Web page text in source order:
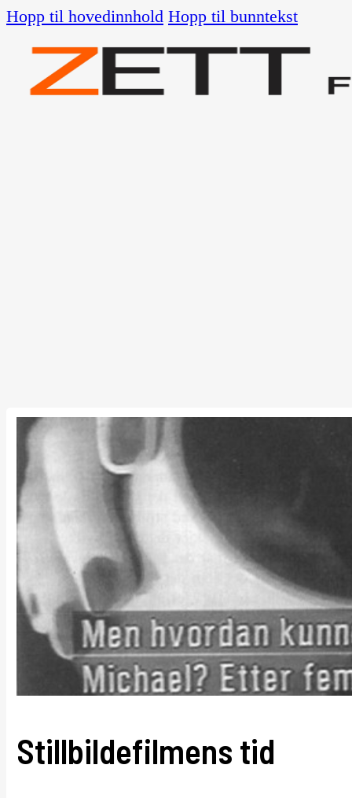
Hopp til hovedinnhold Hopp til bunntekst
Stillbildefilmens tid